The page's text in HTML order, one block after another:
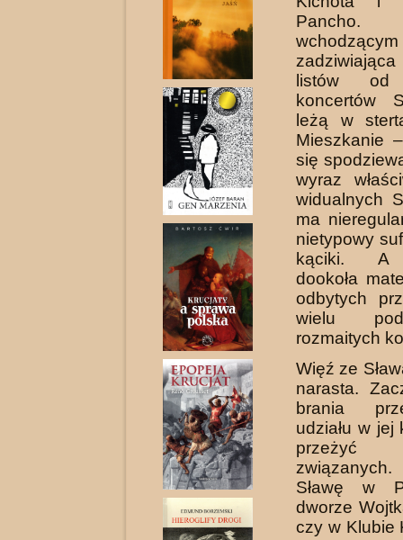
Pancho.
wchodzącym
listów od
koncertów
leżą w
Mieszkanie
się
wyraz
widualnych
ma
nietypowy
kąciki. A
dookoła
odbytych
wielu
rozmaitych
Więź ze
narasta.
brania
udziału w jej
związanych.
Sławę w
dworze
czy w Klubie